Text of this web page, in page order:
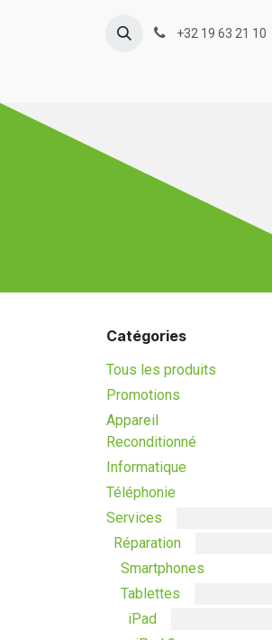
+32 19 63 21 10
Catégories
Tous les produits
Promotions
Appareil
Reconditionné
Informatique
Téléphonie
Services
Réparation
Smartphones
Tablettes
iPad